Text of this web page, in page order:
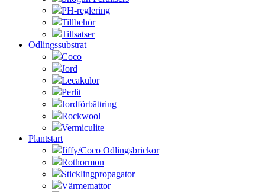
PH-reglering
Tillbehör
Tillsatser
Odlingssubstrat
Coco
Jord
Lecakulor
Perlit
Jordförbättring
Rockwool
Vermiculite
Plantstart
Jiffy/Coco Odlingsbrickor
Rothormon
Sticklingpropagator
Värmemattor